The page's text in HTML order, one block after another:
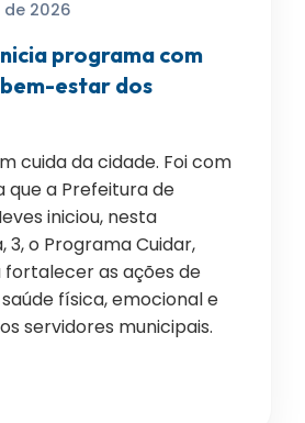
2026
programa com
estar dos
cuida da cidade. Foi com
que a Prefeitura de
iniciou, nesta
3, o Programa Cuidar,
as ações de
física, emocional e
servidores municipais.